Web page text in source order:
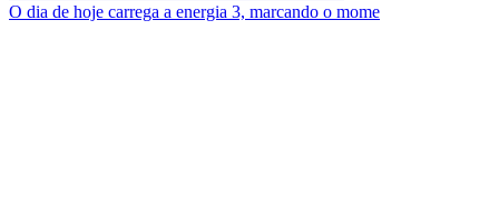
O dia de hoje carrega a energia 3, marcando o mome